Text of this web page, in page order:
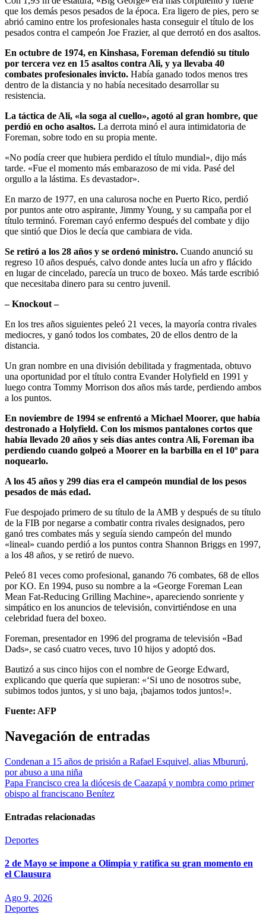
que los demás pesos pesados de la época. Era ligero de pies, pero se
abrió camino entre los profesionales hasta conseguir el título de los
pesados contra el campeón Joe Frazier, al que derrotó en dos asaltos.
En octubre de 1974, en Kinshasa, Foreman defendió su título
por tercera vez en 15 asaltos contra Ali, y ya llevaba 40
combates profesionales invicto. Había ganado todos menos tres
dentro de la distancia y no había necesitado desarrollar su
resistencia.
La táctica de Ali, «la soga al cuello», agotó al gran hombre, que
perdió en ocho asaltos. La derrota minó el aura intimidatoria de
Foreman, sobre todo en su propia mente.
«No podía creer que hubiera perdido el título mundial», dijo más
tarde. «Fue el momento más embarazoso de mi vida. Pasé del
orgullo a la lástima. Es devastador».
En marzo de 1977, en una calurosa noche en Puerto Rico, perdió
por puntos ante otro aspirante, Jimmy Young, y su campaña por el
título terminó. Foreman cayó enfermo después del combate y dijo
que sintió que Dios le decía que cambiara de vida.
Se retiró a los 28 años y se ordenó ministro. Cuando anunció su
regreso 10 años después, calvo donde antes lucía un afro y flácido
en lugar de cincelado, parecía un truco de boxeo. Más tarde escribió
que necesitaba dinero para su centro juvenil.
– Knockout –
En los tres años siguientes peleó 21 veces, la mayoría contra rivales
mediocres, y ganó todos los combates, 20 de ellos dentro de la
distancia.
Un gran nombre en una división debilitada y fragmentada, obtuvo
una oportunidad por el título contra Evander Holyfield en 1991 y
luego contra Tommy Morrison dos años más tarde, perdiendo ambos
a los puntos.
En noviembre de 1994 se enfrentó a Michael Moorer, que había
destronado a Holyfield. Con los mismos pantalones cortos que
había llevado 20 años y seis días antes contra Ali, Foreman iba
perdiendo cuando golpeó a Moorer en la barbilla en el 10º para
noquearlo.
A los 45 años y 299 días era el campeón mundial de los pesos
pesados de más edad.
Fue despojado primero de su título de la AMB y después de su título
de la FIB por negarse a combatir contra rivales designados, pero
ganó tres combates más y seguía siendo campeón del mundo
«lineal» cuando perdió a los puntos contra Shannon Briggs en 1997,
a los 48 años, y se retiró de nuevo.
Peleó 81 veces como profesional, ganando 76 combates, 68 de ellos
por KO. En 1994, puso su nombre a la «George Foreman Lean
Mean Fat-Reducing Grilling Machine», apareciendo sonriente y
simpático en los anuncios de televisión, convirtiéndose en una
celebridad fuera del boxeo.
Foreman, presentador en 1996 del programa de televisión «Bad
Dads», se casó cuatro veces, tuvo 10 hijos y adoptó dos.
Bautizó a sus cinco hijos con el nombre de George Edward,
explicando que quería que supieran: «‘Si uno de nosotros sube,
subimos todos juntos, y si uno baja, ¡bajamos todos juntos!».
Fuente: AFP
Navegación de entradas
Condenan a 15 años de prisión a Rafael Esquivel, alias Mbururú,
por abuso a una niña
Papa Francisco crea la diócesis de Caazapá y nombra como primer
obispo al franciscano Benítez
Entradas relacionadas
Deportes
2 de Mayo se impone a Olimpia y ratifica su gran momento en
el Clausura
Ago 9, 2026
Deportes